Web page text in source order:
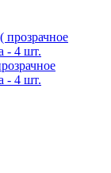
- 4 шт.